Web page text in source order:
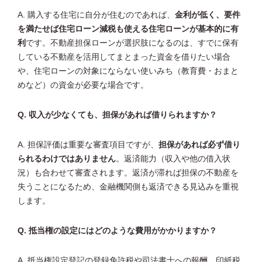
A. 購入する住宅に自分が住むのであれば、 金利が低く、要件
を満たせば住宅ローン減税も使える住宅ローンが基本的に有
利 です。不動産担保ローンが選択肢になるのは、すでに保有
している不動産を活用してまとまった資金を借りたい場合
や、住宅ローンの対象にならない使いみち（教育費・おまと
めなど）の資金が必要な場合です。
Q. 収入が少なくても、担保があれば借りられますか？
A. 担保評価は重要な審査項目ですが、 担保があれば必ず借り
られるわけではありません。返済能力（収入や他の借入状
況）も合わせて審査されます。返済が滞れば担保の不動産を
失うことになるため、金融機関側も返済できる見込みを重視
します。
Q. 抵当権の設定にはどのような費用がかかりますか？